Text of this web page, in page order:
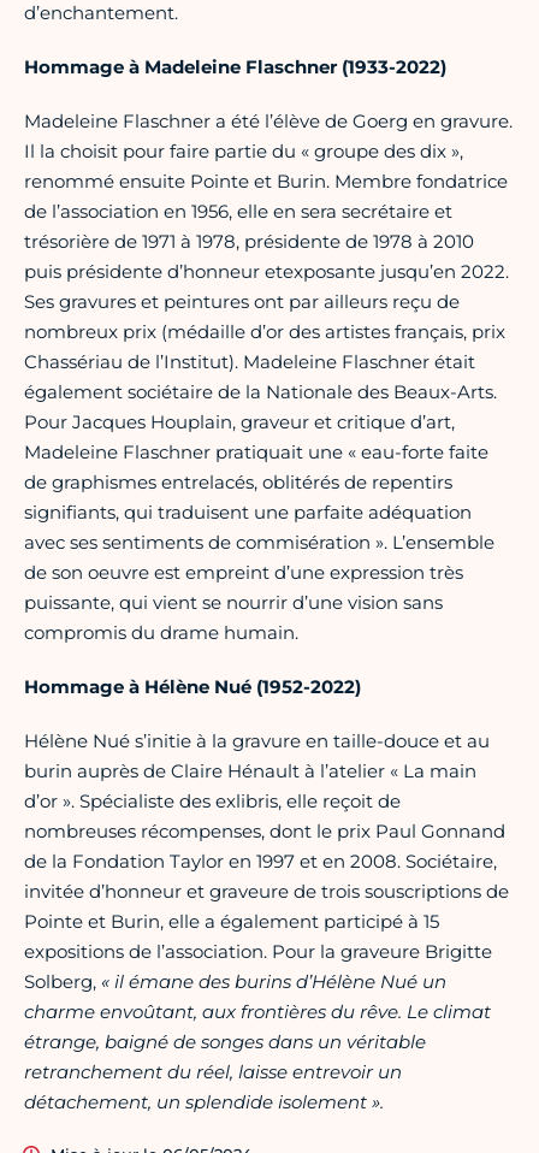
d’enchantement.
Hommage à Madeleine Flaschner(1933-2022)
Madeleine Flaschner a été l’élève de Goerg en gravure.
Il la choisit pour faire partie du « groupe des dix »,
renommé ensuite Pointe et Burin. Membre fondatrice
de l’association en 1956, elle en sera secrétaire et
trésorière de 1971 à 1978, présidente de 1978 à 2010
puis présidente d’honneur etexposante jusqu’en 2022.
Ses gravures et peintures ont par ailleurs reçu de
nombreux prix (médaille d’or des artistes français, prix
Chassériau de l’Institut). Madeleine Flaschner était
également sociétaire de la Nationale des Beaux-Arts.
Pour Jacques Houplain, graveur et critique d’art,
Madeleine Flaschner pratiquait une « eau-forte faite
de graphismes entrelacés, oblitérés de repentirs
signifiants, qui traduisent une parfaite adéquation
avec ses sentiments de commisération ». L’ensemble
de son oeuvre est empreint d’une expression très
puissante, qui vient se nourrir d’une vision sans
compromis du drame humain.
Hommage à Hélène Nué (1952-2022)
Hélène Nué s’initie à la gravure en taille-douce et au
burin auprès de Claire Hénault à l’atelier « La main
d’or ». Spécialiste des exlibris, elle reçoit de
nombreuses récompenses, dont le prix Paul Gonnand
de la Fondation Taylor en 1997 et en 2008. Sociétaire,
invitée d’honneur et graveure de trois souscriptions de
Pointe et Burin, elle a également participé à 15
expositions de l’association. Pour la graveure Brigitte
Solberg, « il émane des burins d’Hélène Nué un
charme envoûtant, aux frontières du rêve. Le climat
étrange, baigné de songes dans un véritable
retranchement du réel, laisse entrevoir un
détachement, un splendide isolement ».